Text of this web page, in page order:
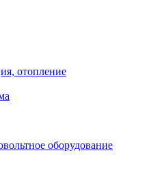
отопление
оборудование